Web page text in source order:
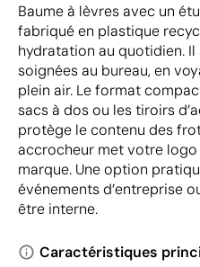
Baume à lèvres avec un
fabriqué en plastique
hydratation au quotidien.
soignées au bureau, en
plein air. Le format
sacs à dos ou les tiroirs
protège le contenu des
accrocheur met votre logo
marque. Une option
événements d’entreprise
être interne.
Caractéristiques